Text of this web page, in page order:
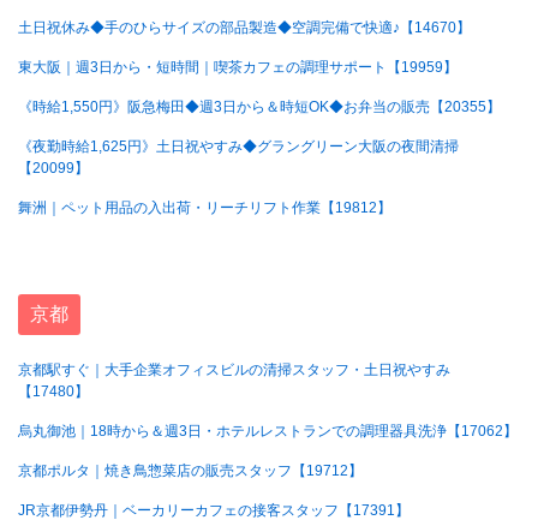
土日祝休み◆手のひらサイズの部品製造◆空調完備で快適♪【14670】
東大阪｜週3日から・短時間｜喫茶カフェの調理サポート【19959】
《時給1,550円》阪急梅田◆週3日から＆時短OK◆お弁当の販売【20355】
《夜勤時給1,625円》土日祝やすみ◆グラングリーン大阪の夜間清掃
【20099】
舞洲｜ペット用品の入出荷・リーチリフト作業【19812】
京都
京都駅すぐ｜大手企業オフィスビルの清掃スタッフ・土日祝やすみ
【17480】
烏丸御池｜18時から＆週3日・ホテルレストランでの調理器具洗浄【17062】
京都ポルタ｜焼き鳥惣菜店の販売スタッフ【19712】
JR京都伊勢丹｜ベーカリーカフェの接客スタッフ【17391】